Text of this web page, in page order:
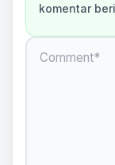
komentar